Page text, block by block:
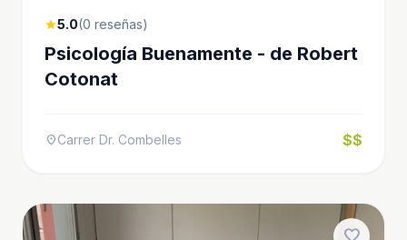
star5.0(0 reseñas)
Psicología Buenamente - de Robert
Cotonat
location_onCarrer Dr. Combelles $$